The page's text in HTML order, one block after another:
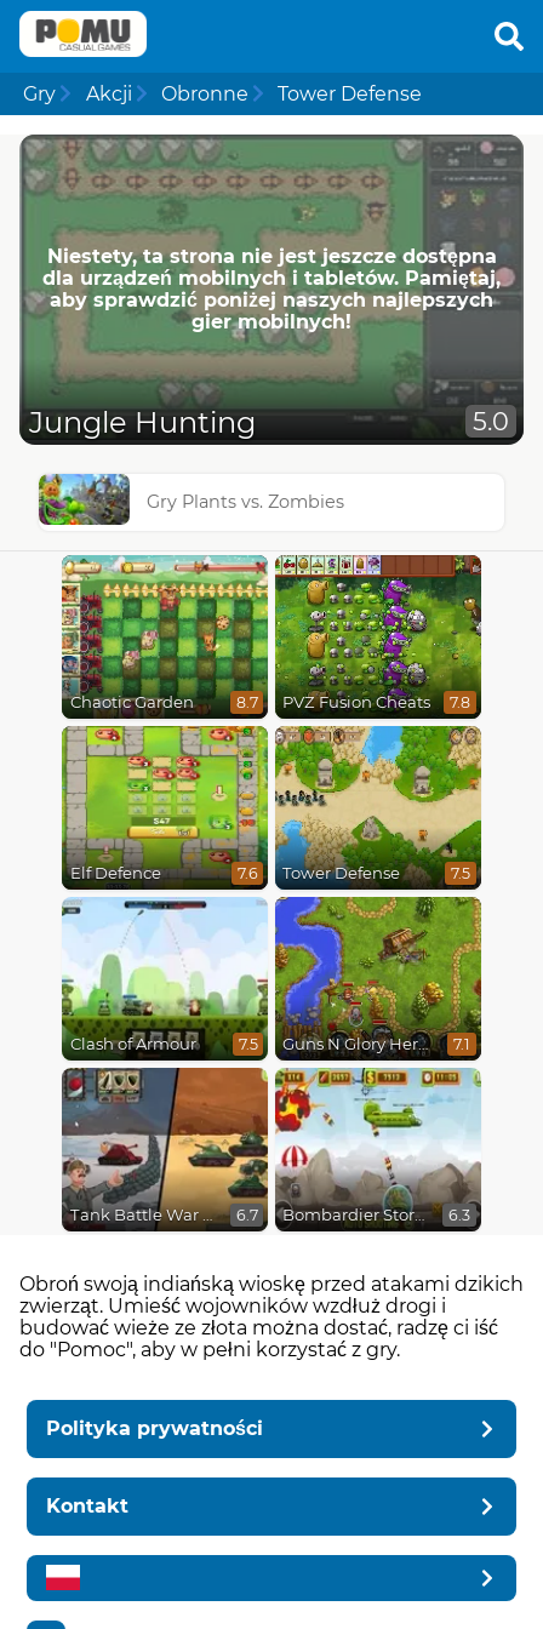
Gry Akcji Obronne Tower Defense
Niestety, ta strona nie jest jeszcze dostępna
dla urządzeń mobilnych i tabletów. Pamiętaj,
aby sprawdzić poniżej naszych najlepszych
gier mobilnych!
Jungle Hunting 5.0
Gry Plants vs. Zombies
Chaotic Garden 8.7 PVZ Fusion Cheats 7.8
Elf Defence 7.6 Tower Defense 7.5
Clash of Armour 7.5 Guns N Glory Heroes 7.1
Tank Battle War Commander 6.7 Bombardier Storm 6.3
Obroń swoją indiańską wioskę przed atakami dzikich
zwierząt. Umieść wojowników wzdłuż drogi i
budować wieże ze złota można dostać, radzę ci iść
do "Pomoc", aby w pełni korzystać z gry.
Polityka prywatności
Kontakt